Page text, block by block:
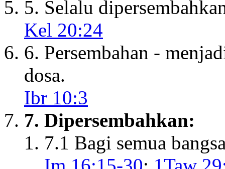
5. Selalu
Kel 20:24
6. Persembahan -
dosa.
Ibr 10:3
7. Dipersembahkan:
7.1 Bagi semua